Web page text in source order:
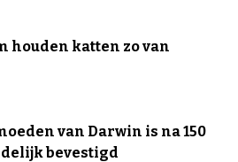
houden katten zo van
van Darwin is na 150
bevestigd